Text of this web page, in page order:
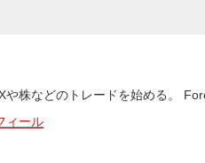
や株などのトレードを始める。
ィール